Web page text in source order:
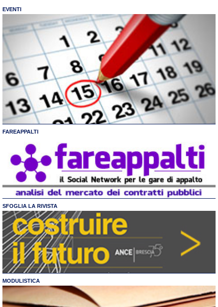
EVENTI
FAREAPPALTI
SFOGLIA LA RIVISTA
MODULISTICA